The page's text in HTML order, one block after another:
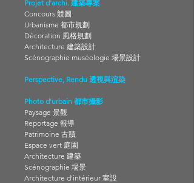
Projet d'archi. 建築專案
Concours 競圖
Urbanisme 都市規劃
Décoration 風格規劃
Architecture 建築設計
Scénographie muséologie 場景設計
Perspective, Rendu 透視與渲染
Photo d'urbain 都市攝影
Paysage 景觀
Reportage 報導
Patrimoine 古蹟
Espace vert 庭園
Architecture 建築
Scénographie 場景
Architecture d'intérieur 室設